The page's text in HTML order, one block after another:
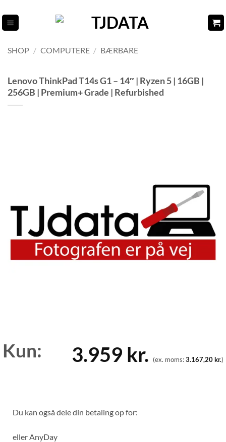
til
indhold
SHOP / COMPUTERE / BÆRBARE
Lenovo ThinkPad T14s G1 – 14″ | Ryzen 5 | 16GB |
256GB | Premium+ Grade | Refurbished
Kun: 3.959 kr. (ex. moms:3.167,20kr.)
Du kan også dele din betaling op for:
eller AnyDay